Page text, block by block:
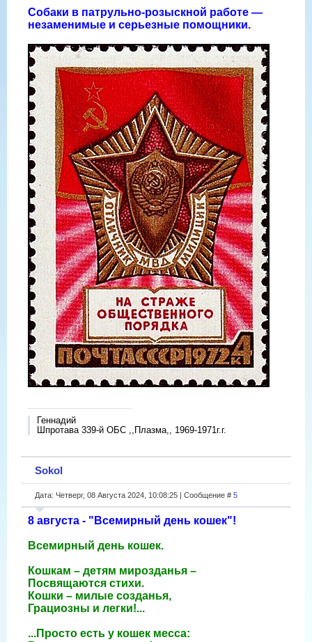
Собаки в патрульно-розыскной работе —
незаменимые и серьезные помощники.
Геннадий
Шпротава 339-й ОБС ,,Плазма,, 1969-1971г.г.
Sokol
Дата: Четверг, 08 Августа 2024, 10:08:25 | Сообщение # 5
8 августа - "Всемирный день кошек"!
Всемирный день кошек.
Кошкам – детям мирозданья –
Посвящаются стихи.
Кошки – милые созданья,
Грациозны и легки!...
...Просто есть у кошек месса: